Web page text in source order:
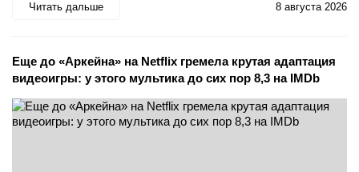
Читать дальше 8 августа 2026
Еще до «Аркейна» на Netflix гремела крутая адаптация
видеоигры: у этого мультика до сих пор 8,3 на IMDb